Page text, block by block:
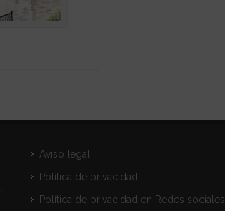
Aviso legal
Política de privacidad
Política de privacidad en Redes sociales